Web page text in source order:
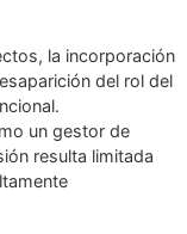
la incorporación
del rol del
un gestor de
resulta limitada